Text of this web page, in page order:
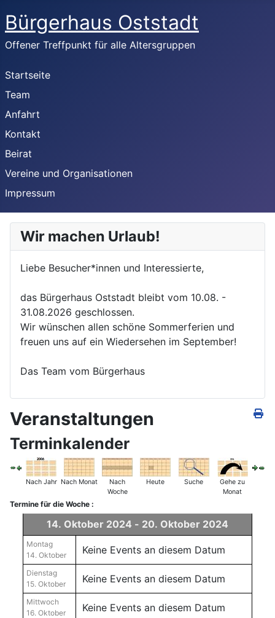
Bürgerhaus Oststadt
Offener Treffpunkt für alle Altersgruppen
Startseite
Team
Anfahrt
Kontakt
Beirat
Vereine und Organisationen
Impressum
Wir machen Urlaub!
Liebe Besucher*innen und Interessierte,
das Bürgerhaus Oststadt bleibt vom 10.08. -
31.08.2026 geschlossen.
Wir wünschen allen schöne Sommerferien und
freuen uns auf ein Wiedersehen im September!
Das Team vom Bürgerhaus
Veranstaltungen
Terminkalender
Nach Jahr Nach Monat
Nach
Woche
Heute Suche
Gehe zu
Monat
Termine für die Woche :
14. Oktober 2024 - 20. Oktober 2024
Montag
14. Oktober
Keine Events an diesem Datum
Dienstag
15. Oktober
Keine Events an diesem Datum
Mittwoch
16. Oktober
Keine Events an diesem Datum